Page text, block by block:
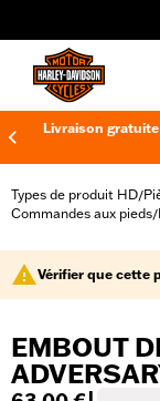
Livraison
Types de produit HD/
Commandes aux pieds/
Vérifier que cette
EMBOUT